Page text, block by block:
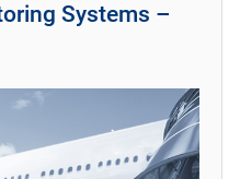
Systems –